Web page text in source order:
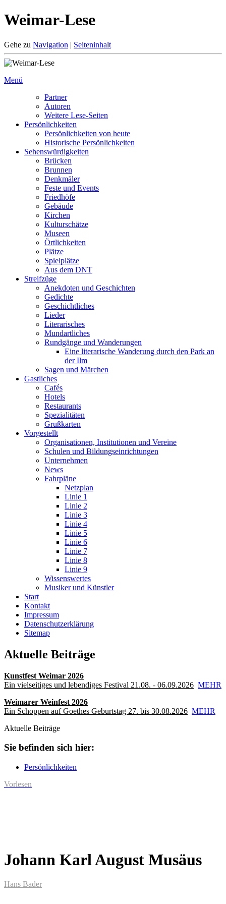
Weimar-Lese
Gehe zu Navigation | Seiteninhalt
Menü
Partner
Autoren
Weitere Lese-Seiten
Persönlichkeiten
Persönlichkeiten von heute
Historische Persönlichkeiten
Sehenswürdigkeiten
Brücken
Brunnen
Denkmäler
Feste und Events
Friedhöfe
Gebäude
Kirchen
Kulturschätze
Museen
Örtlichkeiten
Plätze
Spielplätze
Aus dem DNT
Streifzüge
Anekdoten und Geschichten
Gedichte
Geschichtliches
Lieder
Literarisches
Mundartliches
Rundgänge und Wanderungen
Eine literarische Wanderung durch den Park an
der Ilm
Sagen und Märchen
Gastliches
Cafés
Hotels
Restaurants
Spezialitäten
Grußkarten
Vorgestellt
Organisationen, Institutionen und Vereine
Schulen und Bildungseinrichtungen
Unternehmen
News
Fahrpläne
Netzplan
Linie 1
Linie 2
Linie 3
Linie 4
Linie 5
Linie 6
Linie 7
Linie 8
Linie 9
Wissenswertes
Musiker und Künstler
Start
Kontakt
Impressum
Datenschutz­erklärung
Sitemap
Aktuelle Beiträge
Kunstfest Weimar 2026
Ein vielseitiges und lebendiges Festival 21.08. - 06.09.2026 MEHR
Weimarer Weinfest 2026
Ein Schoppen auf Goethes Geburtstag 27. bis 30.08.2026 MEHR
Aktuelle Beiträge
Sie befinden sich hier:
Persönlichkeiten
Vorlesen
Johann Karl August Musäus
Hans Bader